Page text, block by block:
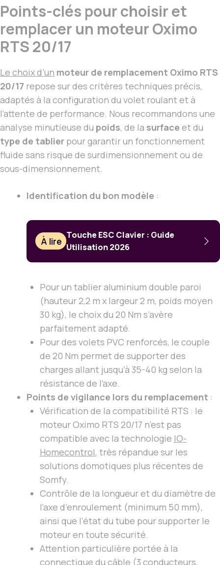
Points-clés pour choisir et
remplacer un moteur Oximo
RTS 20/17
Le choix d’un moteur de remplacement Oximo RTS
20/17 repose sur des critères techniques précis,
adaptés à la configuration du volet roulant et à
l’attente de performance. Nous recommandons une
analyse minutieuse du poids, de la surface et du
type de tablier pour garantir un fonctionnement
fluide sans risque de surdimensionnement ou de
sous-dimensionnement.
Identification du bon modèle :
À lire
Touche ESC Clavier : Guide
Utilisation 2026
Pour un tablier aluminium double paroi
(hauteur 2,2 m x largeur 2 m, poids moyen
30 kg), le choix du 20 Nm s’avère
parfaitement adapté.
Pour des volets PVC renforcés, le couple
de 20 Nm permet de supporter des
charges allant jusqu’à 35-40 kg selon la
résistance de l’axe.
Points de vigilance lors du remplacement :
Vérification de la compatibilité RTS : le
moteur Oximo RTS 20/17 n’est pas
compatible avec la technologie IO-
Homecontrol, très répandue sur les
solutions domotiques plus récentes de
Somfy.
Contrôle de la longueur et du diamètre de
l’axe d’enroulement (minimum 50 mm),
ainsi que l’état du tube pour supporter le
moteur en toute sécurité.
Attention particulière portée à la
connectique du câble (3 conducteurs,